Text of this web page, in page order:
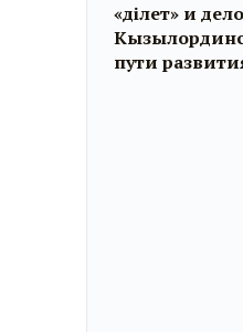
«Әділет» и
пути